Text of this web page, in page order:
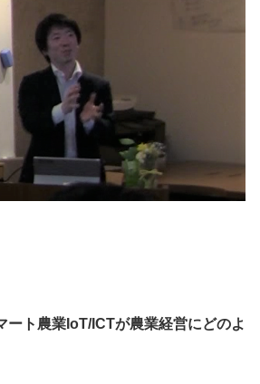
ート農業IoT/ICTが農業経営にどのよ